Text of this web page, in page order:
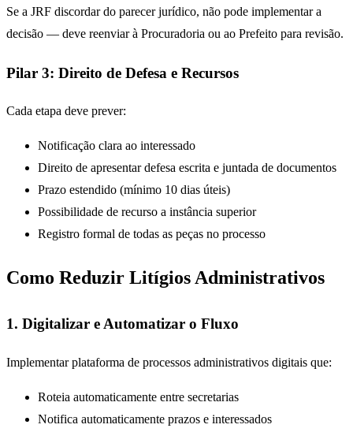
Se a JRF discordar do parecer jurídico, não pode implementar a
decisão — deve reenviar à Procuradoria ou ao Prefeito para revisão.
Pilar 3: Direito de Defesa e Recursos
Cada etapa deve prever:
Notificação clara ao interessado
Direito de apresentar defesa escrita e juntada de documentos
Prazo estendido (mínimo 10 dias úteis)
Possibilidade de recurso a instância superior
Registro formal de todas as peças no processo
Como Reduzir Litígios Administrativos
1. Digitalizar e Automatizar o Fluxo
Implementar plataforma de processos administrativos digitais que:
Roteia automaticamente entre secretarias
Notifica automaticamente prazos e interessados